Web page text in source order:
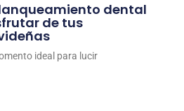
dental
de tus
ideal para lucir